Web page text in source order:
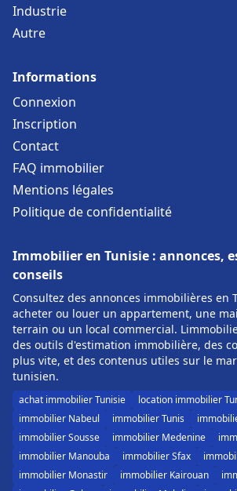
Industrie
Autre
Informations
Connexion
Inscription
Contact
FAQ immobilier
Mentions légales
Politique de confidentialité
Immobilier en Tunisie : annonces,
conseils
Consultez des annonces immobilières en
acheter ou louer un appartement, une
terrain ou un local commercial.
des outils d'estimation immobilière, des
plus vite, et des contenus utiles sur le
tunisien.
achat immobilier Tunisie
location immobilier
immobilier Nabeul
immobilier Tunis
immobilier Sousse
immobilier Medenine
immobilier Manouba
immobilier Sfax
immobilier Monastir
immobilier Kairouan